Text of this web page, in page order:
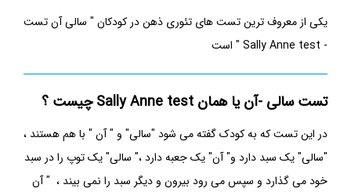
یکی از معروف ترین تست های تئوری ذهندر کودکان " سالی آن تست
-
Sally Anne test " است
تست سالی -آن یا همان Sally Anne testچیست ؟
در این تست که به کودک گفته می شود "سالی" و " آن " با هم هستند ،
"سالی" یک سبد دارد و" آن" یک جعبه دارد ،" سالی" یک توپ را در سبد
خود می گذارد و سپس می رود بیرون و دیگر سبد را نمی بیند ، " آن